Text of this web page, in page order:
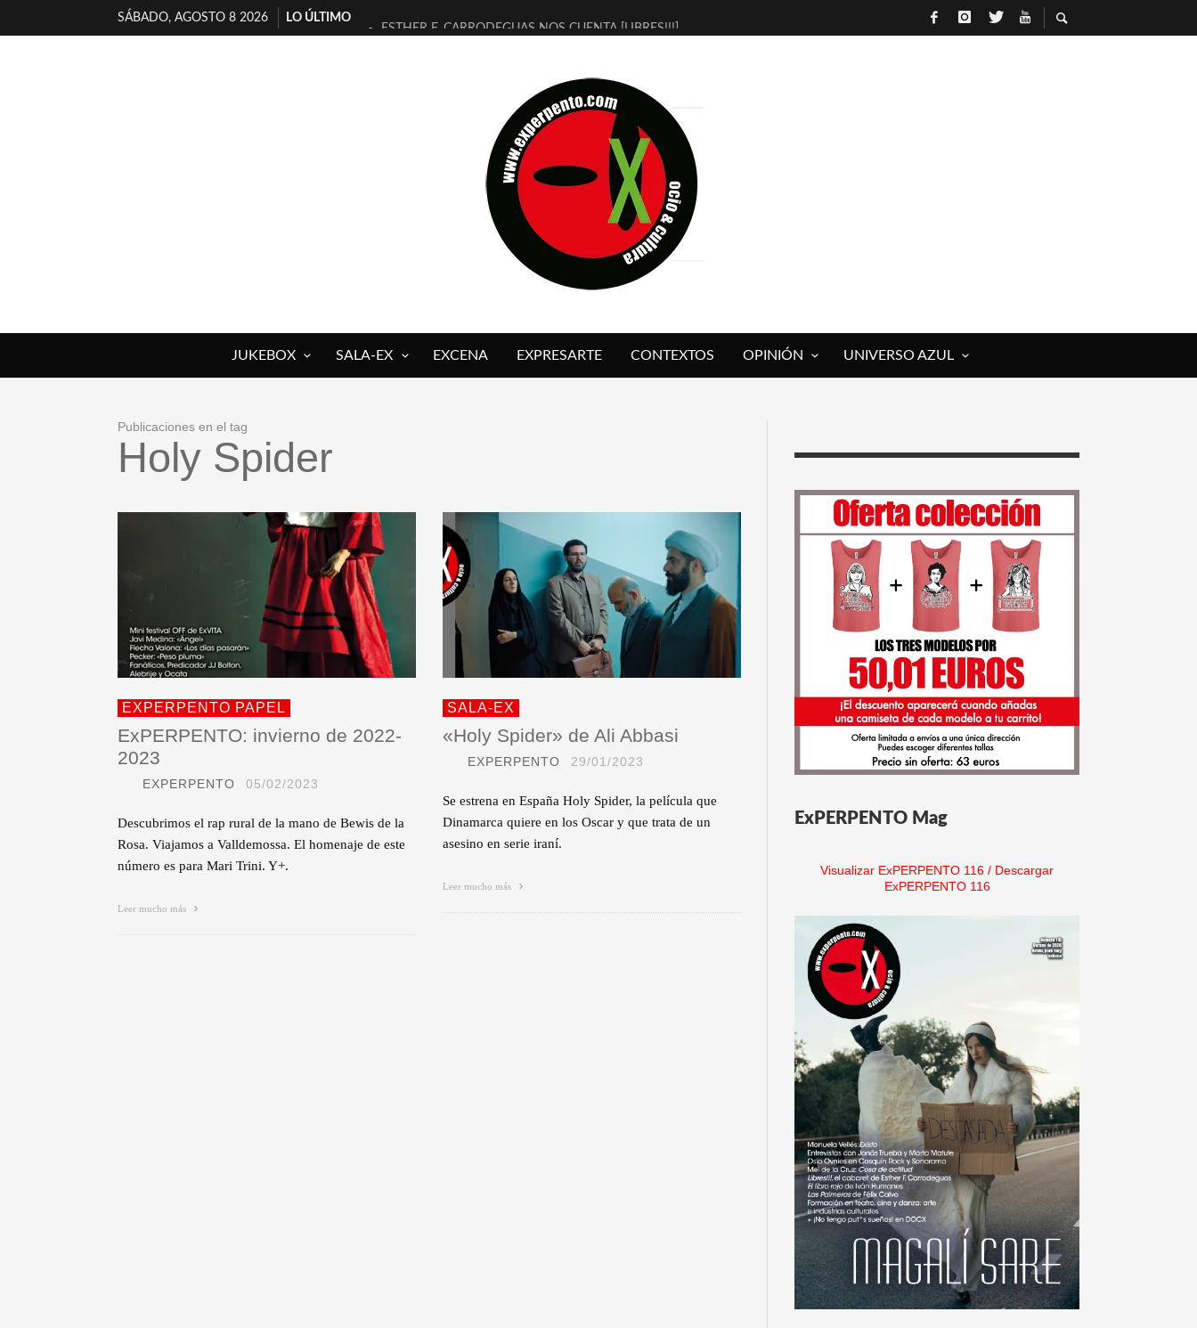
SÁBADO, AGOSTO 8 2026
LO ÚLTIMO
ESTHER F. CARRODEGUAS NOS CUENTA [LIBRES!!!]
[ELECTRA JONDA] DE JUAN GUERRERO ZAMORA
TIMBRE 4, LA ESCUELA DEL DIRECTOR TEATRAL CLAUDIO TOLCACHIR
30 AÑOS (NO ES NADA) DE LA KATARSIS DEL TOMATAZO
MILITARES JUDÍAS EN #EXVITA
D’BALDOMEROS REINVENTAN [BITÁCORA 3.0] EN EXVITA
MARSHALL FLASH PRESENTA EN EXVITA [RELATIVA SENCILLEZ]
JOFRE BARDAGÍ EN EXVITA INTERPRETANDO A SERRAT
JUKEBOX SALA-EX EXCENA EXPRESARTE CONTEXTOS OPINIÓN UNIVERSO AZUL
Publicaciones en el tag
Holy Spider
EXPERPENTO PAPEL
ExPERPENTO: invierno de 2022-
2023
EXPERPENTO 05/02/2023
Descubrimos el rap rural de la mano de Bewis de la
Rosa. Viajamos a Valldemossa. El homenaje de este
número es para Mari Trini. Y+.
Leer mucho más
SALA-EX
«Holy Spider» de Ali Abbasi
EXPERPENTO 29/01/2023
Se estrena en España Holy Spider, la película que
Dinamarca quiere en los Oscar y que trata de un
asesino en serie iraní.
Leer mucho más
ExPERPENTO Mag
Visualizar ExPERPENTO 116 / Descargar
ExPERPENTO 116